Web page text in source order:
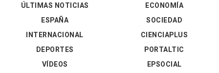
ÚLTIMAS NOTICIAS
ESPAÑA
INTERNACIONAL
DEPORTES
VÍDEOS
ECONOMÍA
SOCIEDAD
CIENCIAPLUS
PORTALTIC
EPSOCIAL